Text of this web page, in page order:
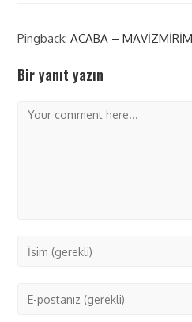
Pingback:ACABA – MAVİZMİRİM
Bir yanıt yazın